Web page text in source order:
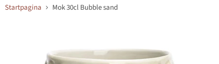
Startpagina Mok 30cl Bubble sand